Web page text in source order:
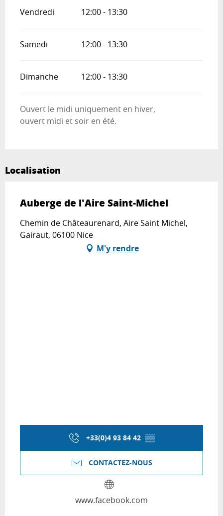
Vendredi 12:00 - 13:30
Samedi 12:00 - 13:30
Dimanche 12:00 - 13:30
Ouvert le midi uniquement en hiver,
ouvert midi et soir en été.
Localisation
Auberge de l'Aire Saint-Michel
Chemin de Châteaurenard, Aire Saint Michel,
Gairaut, 06100 Nice
M'y rendre
+33(0)4 93 84 42 ▒▒
CONTACTEZ-NOUS
www.facebook.com